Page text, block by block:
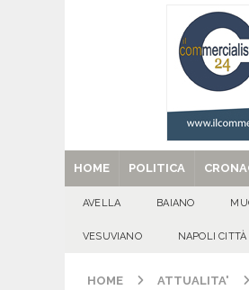
[ 08/08/2026 ]
[ 29/08/2025 ]
HOME POLITICA
AVELLA BAIANO
VESUVIANO NAPOLI CITTÀ
HOME ATTUALITA'